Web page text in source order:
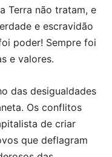
Terra não tratam, e
e escravidão
poder! Sempre foi
e valores.
das desigualdades
Os conflitos
de criar
que deflagram